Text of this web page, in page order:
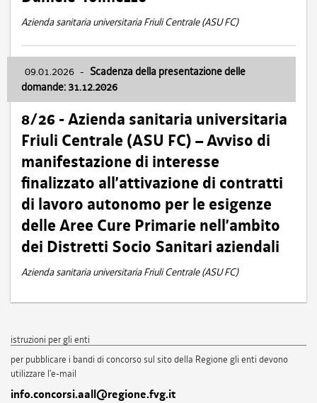
Azienda sanitaria universitaria Friuli Centrale (ASU FC)
09.01.2026 - Scadenza della presentazione delle
domande: 31.12.2026
8/26 - Azienda sanitaria universitaria
Friuli Centrale (ASU FC) – Avviso di
manifestazione di interesse
finalizzato all’attivazione di contratti
di lavoro autonomo per le esigenze
delle Aree Cure Primarie nell’ambito
dei Distretti Socio Sanitari aziendali
Azienda sanitaria universitaria Friuli Centrale (ASU FC)
istruzioni per gli enti
per pubblicare i bandi di concorso sul sito della Regione gli enti devono
utilizzare l'e-mail
info.concorsi.aall@regione.fvg.it